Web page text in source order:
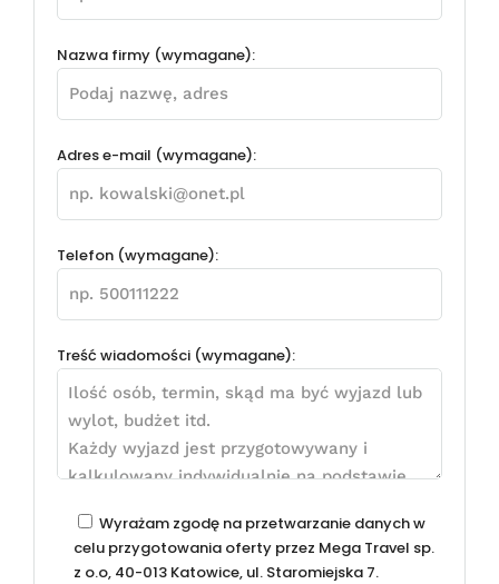
Nazwa firmy (wymagane):
Adres e-mail (wymagane):
Telefon (wymagane):
Treść wiadomości (wymagane):
Wyrażam zgodę na przetwarzanie danych w
celu przygotowania oferty przez Mega Travel sp.
z o.o, 40-013 Katowice, ul. Staromiejska 7.